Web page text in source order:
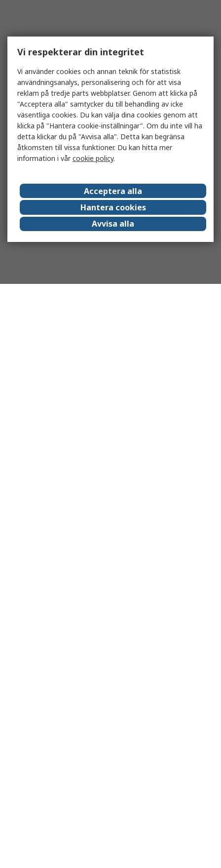
Vi respekterar din integritet
Vi använder cookies och annan teknik för statistisk
användningsanalys, personalisering och för att visa
reklam på tredje parts webbplatser. Genom att klicka på
"Acceptera alla" samtycker du till behandling av icke
väsentliga cookies. Du kan välja dina cookies genom att
klicka på "Hantera cookie-inställningar". Om du inte vill ha
detta klickar du på "Avvisa alla". Detta kan begränsa
åtkomsten till vissa funktioner. Du kan hitta mer
information i vårcookie policy.
Acceptera alla
Hantera cookies
Avvisa alla